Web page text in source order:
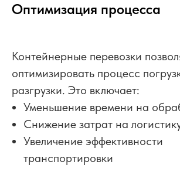
Оптимизация процесса
Контейнерные перевозки
оптимизировать процесс
разгрузки. Это включает:
Уменьшение времени на
Снижение затрат на
Увеличение эффективности
транспортировки